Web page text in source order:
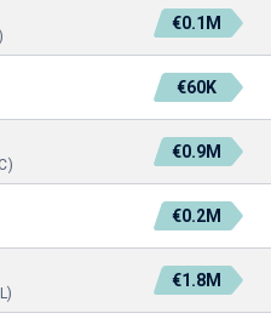
€0.1M
€60K
€0.9M
€0.2M
€1.8M